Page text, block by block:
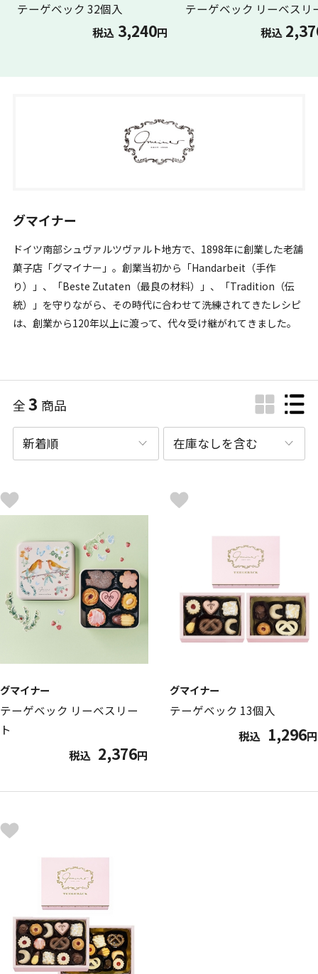
テーゲベック 32個入
税込 3,240円
テーゲベック リーベスリ
税込
グマイナー
ドイツ南部シュヴァルツヴァルト地方で、1898年に創業した老舗
菓子店「グマイナー」。創業当初から「Handarbeit（手作
り）」、「Beste Zutaten（最良の材料）」、「Tradition（伝
統）」を守りながら、その時代に合わせて洗練されてきたレシピ
は、創業から120年以上に渡って、代々受け継がれてきました。
全3 商品
グマイナー
テーゲベック リーベスリー
ト
税込 2,376円
グマイナー
テーゲベック 13個入
税込 1,296円